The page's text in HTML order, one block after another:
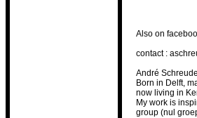
Also on
contact :
André
Born in Delft,
now living in
My work is
group (nul